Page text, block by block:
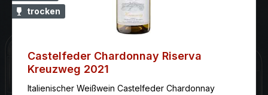
trocken
Castelfeder Chardonnay Riserva
Kreuzweg 2021
Italienischer Weißwein Castelfeder Chardonnay